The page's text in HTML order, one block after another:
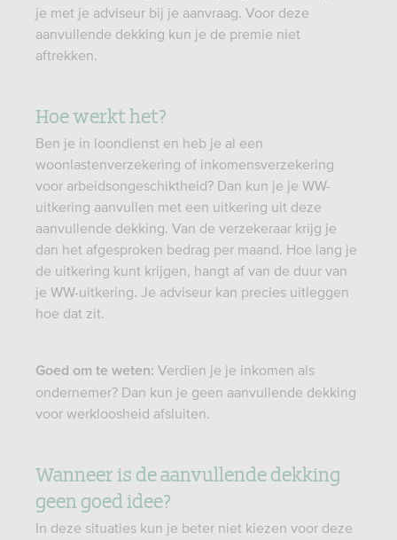
je met je adviseur bij je aanvraag. Voor deze
aanvullende dekking kun je de premie niet
aftrekken.
Hoe werkt het?
Ben je in loondienst en heb je al een
woonlastenverzekering of inkomensverzekering
voor arbeidsongeschiktheid? Dan kun je je WW-
uitkering aanvullen met een uitkering uit deze
aanvullende dekking. Van de verzekeraar krijg je
dan het afgesproken bedrag per maand. Hoe lang je
de uitkering kunt krijgen, hangt af van de duur van
je WW-uitkering. Je adviseur kan precies uitleggen
hoe dat zit.
Goed om te weten: Verdien je je inkomen als
ondernemer? Dan kun je geen aanvullende dekking
voor werkloosheid afsluiten.
Wanneer is de aanvullende dekking
geen goed idee?
In deze situaties kun je beter niet kiezen voor deze